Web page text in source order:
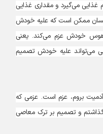
می‌گیرد و مقداری غذایی
ممکن است که علیه خودش
خودش عزم می‌کند. یعنی
علیه خودش تصمیم
بروم، عزم است. عزمی که
و تصمیم بر ترک معاصی